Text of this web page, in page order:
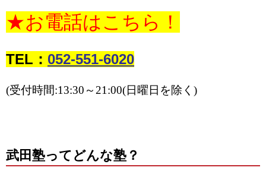
★お電話はこちら！
TEL： 052-551-6020
(受付時間:13:30～21:00(日曜日を除く)
武田塾ってどんな塾？